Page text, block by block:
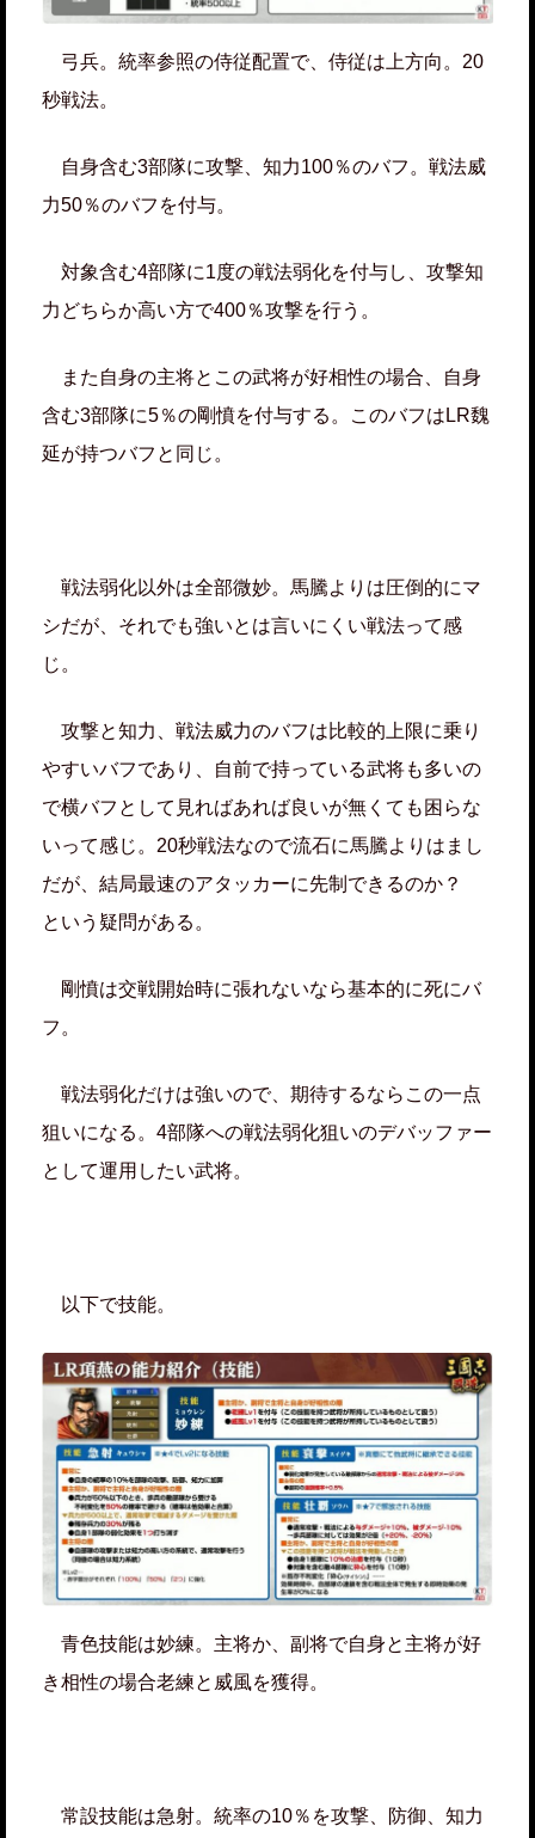
弓兵。統率参照の侍従配置で、侍従は上方向。20
秒戦法。
自身含む3部隊に攻撃、知力100％のバフ。戦法威
力50％のバフを付与。
対象含む4部隊に1度の戦法弱化を付与し、攻撃知
力どちらか高い方で400％攻撃を行う。
また自身の主将とこの武将が好相性の場合、自身
含む3部隊に5％の剛憤を付与する。このバフはLR魏
延が持つバフと同じ。
戦法弱化以外は全部微妙。馬騰よりは圧倒的にマ
シだが、それでも強いとは言いにくい戦法って感
じ。
攻撃と知力、戦法威力のバフは比較的上限に乗り
やすいバフであり、自前で持っている武将も多いの
で横バフとして見ればあれば良いが無くても困らな
いって感じ。20秒戦法なので流石に馬騰よりはまし
だが、結局最速のアタッカーに先制できるのか？
という疑問がある。
剛憤は交戦開始時に張れないなら基本的に死にバ
フ。
戦法弱化だけは強いので、期待するならこの一点
狙いになる。4部隊への戦法弱化狙いのデバッファー
として運用したい武将。
以下で技能。
青色技能は妙練。主将か、副将で自身と主将が好
き相性の場合老練と威風を獲得。
常設技能は急射。統率の10％を攻撃、防御、知力